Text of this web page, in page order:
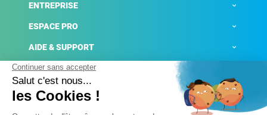
ENTREPRISE
ESPACE PRO
AIDE & SUPPORT
ACTUALITÉS